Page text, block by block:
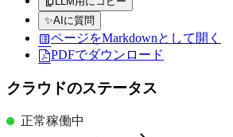
✨AIに質問
ページをMarkdownとして開く
PDFでダウンロード
クラウドのステータス
正常稼働中